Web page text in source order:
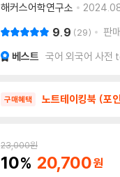
해커스어학연구소
9.9 29 판
베스트 국어 외국어 사전
구매혜택 노트테이킹북 (포
23,000원
10 20,700